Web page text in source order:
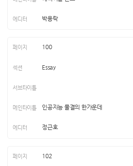
박용락
100
Essay
인공지능 물결의 한가운데
정근호
102